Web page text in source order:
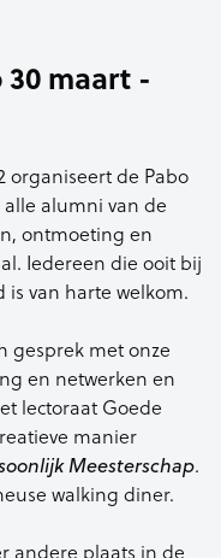
maart -
organiseert de Pabo
alle alumni van de
ontmoeting en
Iedereen die ooit bij
van harte welkom.
gesprek met onze
en netwerken en
lectoraat Goede
manier
Meesterschap.
walking diner.
andere plaats in de